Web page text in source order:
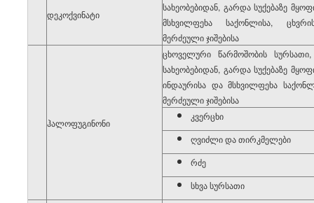
დეკოქვინატი
სახეობებიდან, გარდა სუქებაზე
მსხვილფეხა საქონლისა,
მერძეული ჯიშებისა
ჰალოფუგინონი
ცხოველური წარმოშობის
სახეობებიდან, გარდა სუქებაზე
ინდაურისა და მსხვილფეხა
მერძეული ჯიშებისა
კვერცხი
ღვიძლი და თირკმელები
რძე
სხვა სურსათი